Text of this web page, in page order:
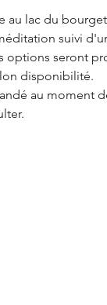
au lac du
suivi
options seront
disponibilité.
au moment